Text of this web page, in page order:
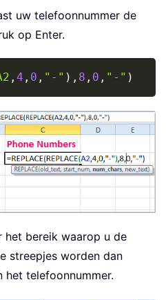
uw telefoonnummer de
op Enter.
, 4 , 0 , "-" ) , 8 , 0 , "-" )
Copy
het bereik waarop u de
streepjes worden dan
het telefoonnummer.